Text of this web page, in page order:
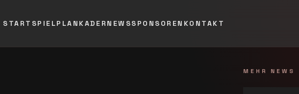
START SPIELPLAN KADER NEWSSPONSOREN KONTAKT
MEHR NEWS